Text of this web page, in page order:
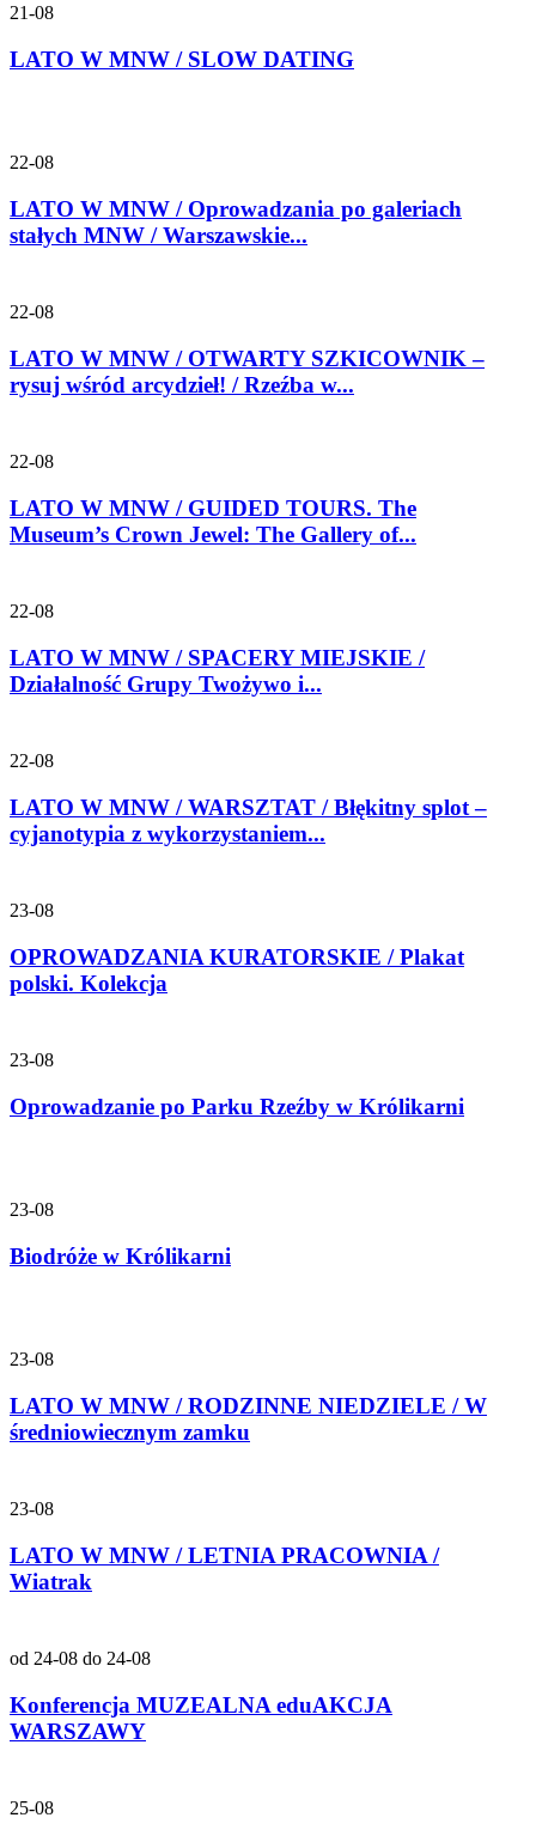
21-08
LATO W MNW / SLOW DATING
22-08
LATO W MNW / Oprowadzania po galeriach
stałych MNW / Warszawskie...
22-08
LATO W MNW / OTWARTY SZKICOWNIK –
rysuj wśród arcydzieł! / Rzeźba w...
22-08
LATO W MNW / GUIDED TOURS. The
Museum’s Crown Jewel: The Gallery of...
22-08
LATO W MNW / SPACERY MIEJSKIE /
Działalność Grupy Twożywo i...
22-08
LATO W MNW / WARSZTAT / Błękitny splot –
cyjanotypia z wykorzystaniem...
23-08
OPROWADZANIA KURATORSKIE / Plakat
polski. Kolekcja
23-08
Oprowadzanie po Parku Rzeźby w Królikarni
23-08
Biodróże w Królikarni
23-08
LATO W MNW / RODZINNE NIEDZIELE / W
średniowiecznym zamku
23-08
LATO W MNW / LETNIA PRACOWNIA /
Wiatrak
od 24-08 do 24-08
Konferencja MUZEALNA eduAKCJA
WARSZAWY
25-08